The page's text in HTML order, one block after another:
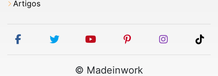
Artigos
facebooktwitter youtubepinterestinstagram
© Madeinwork